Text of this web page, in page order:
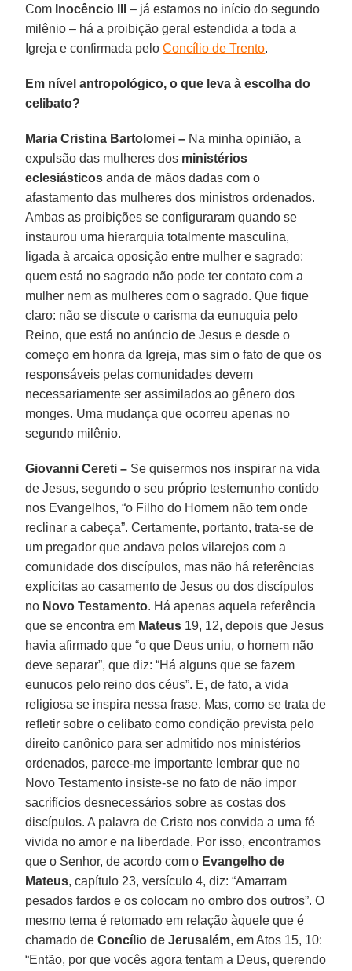
Com Inocêncio III
– já estamos no início do segundo
milênio – há a proibição geral estendida a toda a
Igreja e confirmada peloConcílio de Trento.
Em nível antropológico, o que leva à escolha do
celibato?
Maria Cristina Bartolomei – Na minha opinião, a
expulsão das mulheres dos ministérios
eclesiásticos anda de mãos dadas com o
afastamento das mulheres dos ministros ordenados.
Ambas as proibições se configuraram quando se
instaurou uma hierarquia totalmente masculina,
ligada à arcaica oposição entre mulher e sagrado:
quem está no sagrado não pode ter contato com a
mulher nem as mulheres com o sagrado. Que fique
claro: não se discute o carisma da eunuquia pelo
Reino, que está no anúncio de Jesus e desde o
começo em honra da Igreja, mas sim o fato de que os
responsáveis pelas comunidades devem
necessariamente ser assimilados ao gênero dos
monges. Uma mudança que ocorreu apenas no
segundo milênio.
Giovanni Cereti – Se quisermos nos inspirar na vida
de Jesus, segundo o seu próprio testemunho contido
nos Evangelhos, “o Filho do Homem não tem onde
reclinar a cabeça”. Certamente, portanto, trata-se de
um pregador que andava pelos vilarejos com a
comunidade dos discípulos, mas não há referências
explícitas ao casamento de Jesus ou dos discípulos
no Novo Testamento. Há apenas aquela referência
que se encontra em Mateus 19, 12, depois que Jesus
havia afirmado que “o que Deus uniu, o homem não
deve separar”, que diz: “Há alguns que se fazem
eunucos pelo reino dos céus”. E, de fato, a vida
religiosa se inspira nessa frase. Mas, como se trata de
refletir sobre o celibato como condição prevista pelo
direito canônico para ser admitido nos ministérios
ordenados, parece-me importante lembrar que no
Novo Testamento insiste-se no fato de não impor
sacrifícios desnecessários sobre as costas dos
discípulos. A palavra de Cristo nos convida a uma fé
vivida no amor e na liberdade. Por isso, encontramos
que o Senhor, de acordo com o Evangelho de
Mateus, capítulo 23, versículo 4, diz: “Amarram
pesados fardos e os colocam no ombro dos outros”. O
mesmo tema é retomado em relação àquele que é
chamado deConcílio de Jerusalém, em Atos 15, 10:
“Então, por que vocês agora tentam a Deus, querendo